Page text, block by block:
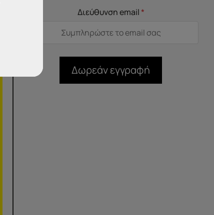
Διεύθυνση email*
Δωρεάν εγγραφή